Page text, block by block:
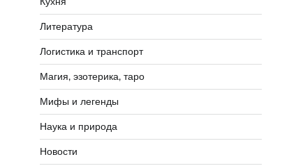
Литература
Логистика и транспорт
Магия, эзотерика, таро
Мифы и легенды
Наука и природа
Новости